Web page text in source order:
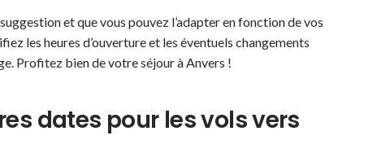
et que vous pouvez l’adapter en fonction de vos
les heures d’ouverture et les éventuels changements
Profitez bien de votre séjour à Anvers !
dates pour les vols vers